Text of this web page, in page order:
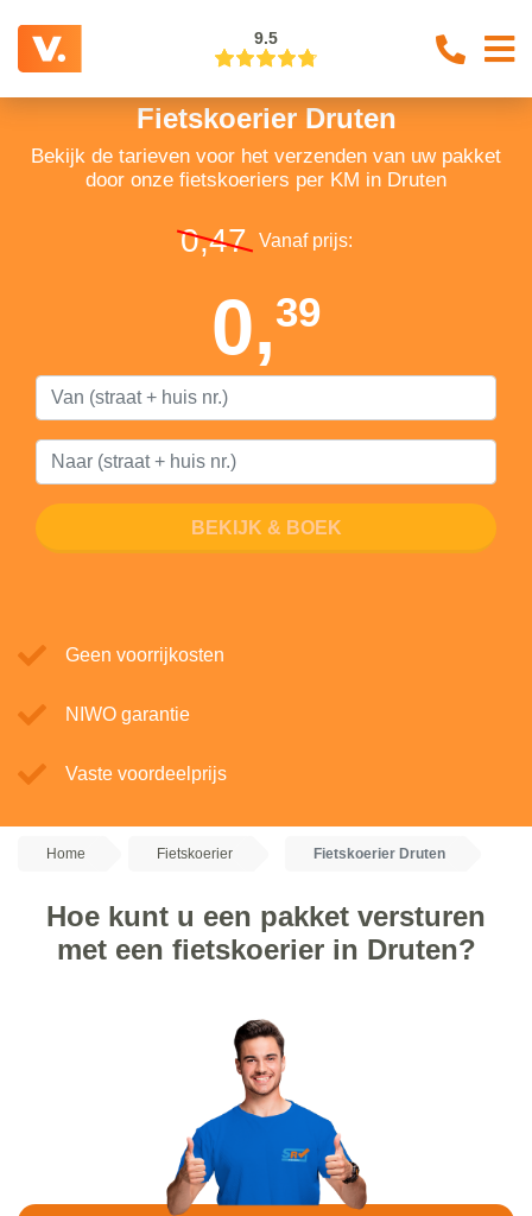
9.5
Fietskoerier Druten
Bekijk de tarieven voor het verzenden van uw pakket
door onze fietskoeriers per KM in Druten
0,47 Vanaf prijs:
0,39
BEKIJK & BOEK
Geen voorrijkosten
NIWO garantie
Vaste voordeelprijs
Home Fietskoerier Fietskoerier Druten
Hoe kunt u een pakket versturen
met een fietskoerier in Druten?